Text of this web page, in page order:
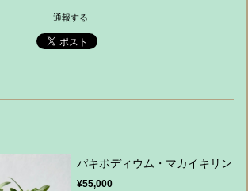
通報する
パキポディウム・マカイキリン
¥55,000